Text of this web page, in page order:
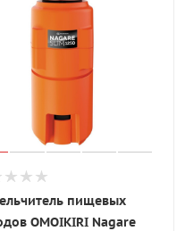
пищевых
OMOIKIRI Nagare